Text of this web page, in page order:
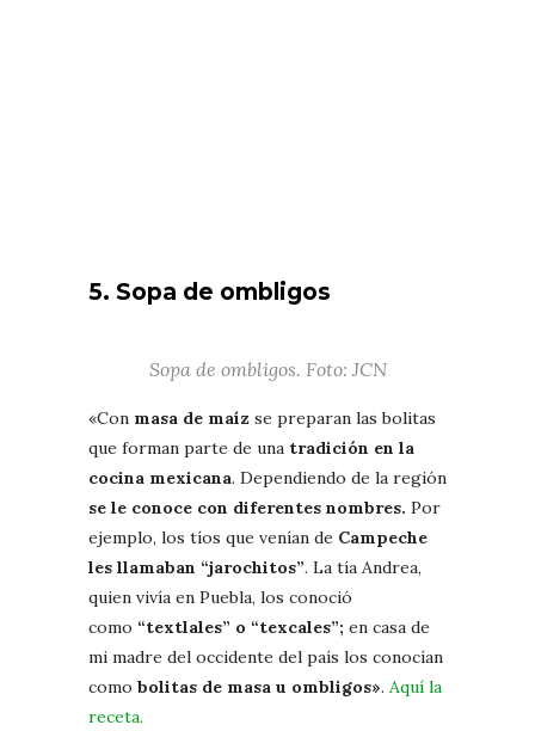
5. Sopa de ombligos
Sopa de ombligos. Foto: JCN
«Con masa de maíz se preparan las bolitas
que forman parte de una tradición en la
cocina mexicana. Dependiendo de la región
se le conoce con diferentes nombres. Por
ejemplo, los tíos que venían de Campeche
les llamaban “jarochitos”. La tía Andrea,
quien vivía en Puebla, los conoció
como “textlales” o “texcales”; en casa de
mi madre del occidente del país los conocían
como bolitas de masa u ombligos». Aquí la
receta.